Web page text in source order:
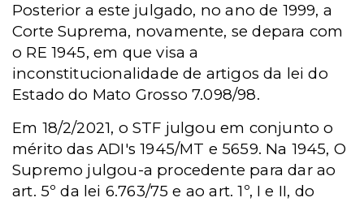
Posterior a este julgado, no ano de 1999, a
Corte Suprema, novamente, se depara com
o RE 1945, em que visa a
inconstitucionalidade de artigos da lei do
Estado do Mato Grosso 7.098/98.
Em 18/2/2021, o STF julgou em conjunto o
mérito das ADI's 1945/MT e 5659. Na 1945, O
Supremo julgou-a procedente para dar ao
art. 5º da lei 6.763/75 e ao art. 1º, I e II, do